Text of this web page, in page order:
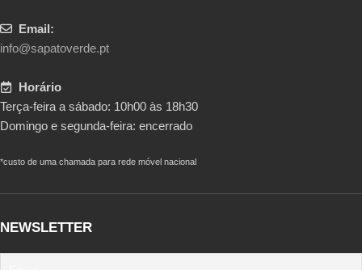
Email:
info@sapatoverde.pt
Horário
Terça-feira a sábado: 10h00 às 18h30
Domingo e segunda-feira: encerrado
*custo de uma chamada para rede móvel nacional
NEWSLETTER